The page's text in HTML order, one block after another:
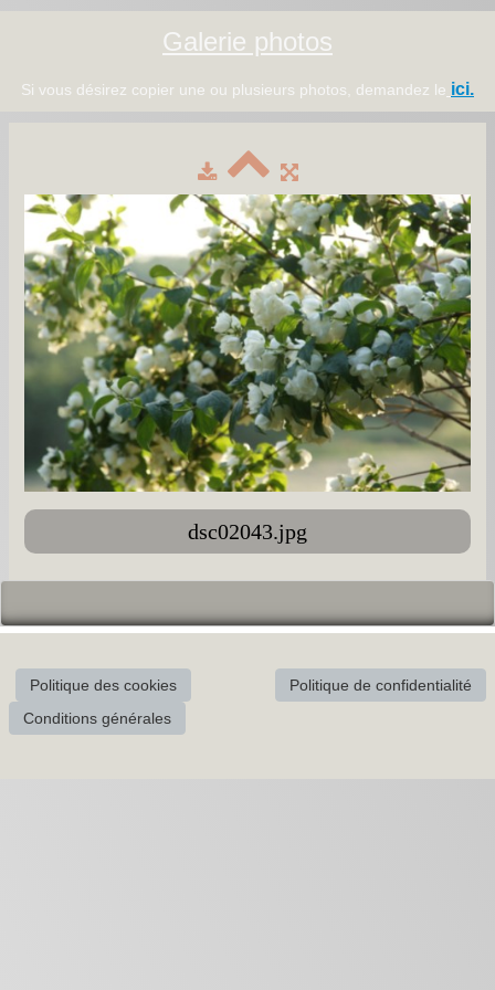
Galerie photos
Si vous désirez copier une ou plusieurs photos, demandez le ici.
dsc02043.jpg
Politique des cookies
Politique de confidentialité
Conditions générales